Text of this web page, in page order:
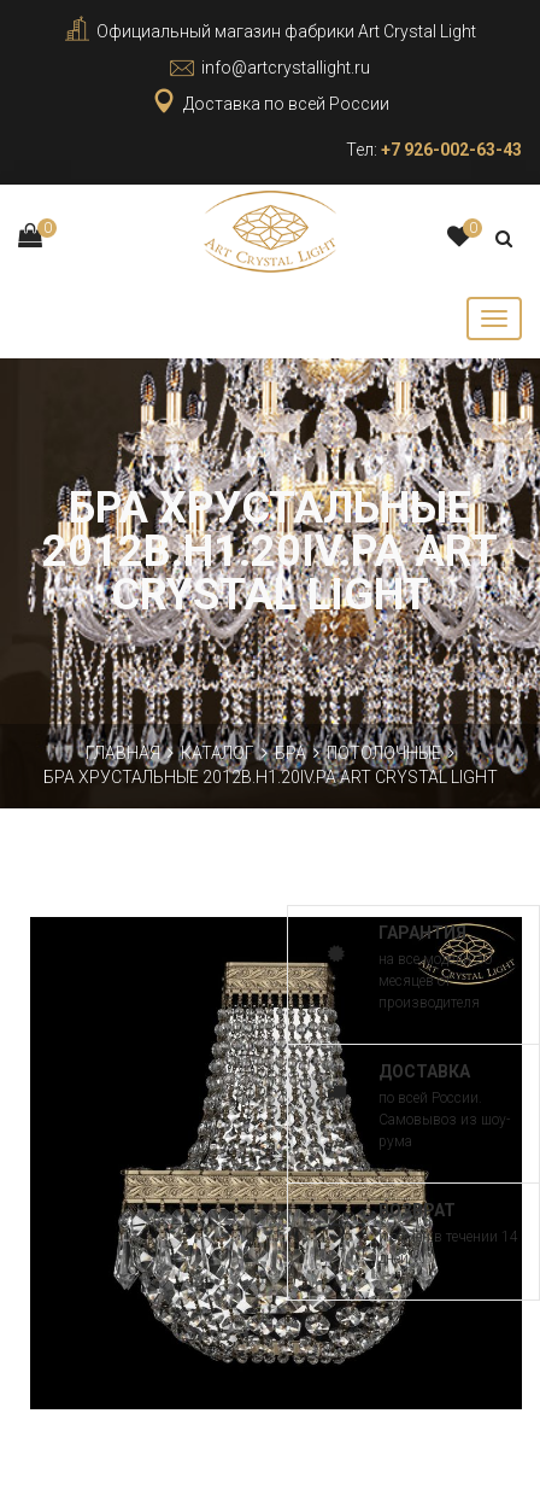
Официальный магазин фабрики Art Crystal Light
info@artcrystallight.ru
Доставка по всей России
Тел: +7 926-002-63-43
0 0
БРА ХРУСТАЛЬНЫЕ
2012B.H1.20IV.PA ART
CRYSTAL LIGHT
ГЛАВНАЯ КАТАЛОГ БРА
ПОТОЛОЧНЫЕ
БРА ХРУСТАЛЬНЫЕ 2012B.H1.20IV.PA ART CRYSTAL LIGHT
ГАРАНТИЯ
на все модели 30
месяцев от
производителя
ДОСТАВКА
по всей России.
Самовывоз из шоу-
рума
ВОЗВРАТ
и обмен в течении 14
дней